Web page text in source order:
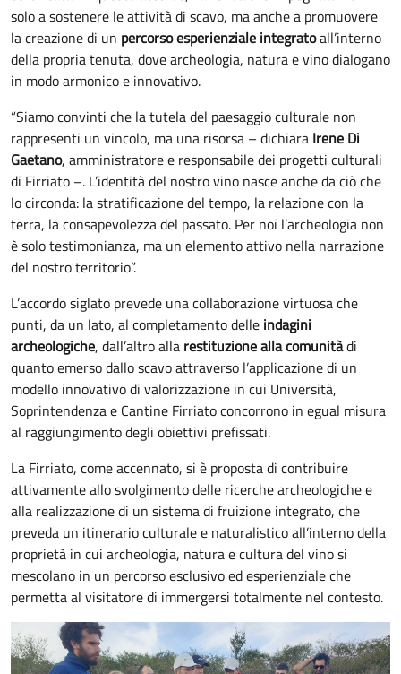
solo a sostenere le attività di scavo, ma anche a promuovere
la creazione di un percorso esperienziale integratoall’interno
della propria tenuta, dove archeologia, natura e vino dialogano
in modo armonico e innovativo.
“Siamo convinti che la tutela del paesaggio culturale non
rappresenti un vincolo, ma una risorsa – dichiara Irene Di
Gaetano, amministratore e responsabile dei progetti culturali
di Firriato –. L’identità del nostro vino nasce anche da ciò che
lo circonda: la stratificazione del tempo, la relazione con la
terra, la consapevolezza del passato. Per noi l’archeologia non
è solo testimonianza, ma un elemento attivo nella narrazione
del nostro territorio”.
L’accordo siglato prevede una collaborazione virtuosa che
punti, da un lato, al completamento delle indagini
archeologiche, dall’altro alla restituzione alla comunitàdi
quanto emerso dallo scavo attraverso l’applicazione di un
modello innovativo di valorizzazione in cui Università,
Soprintendenza e Cantine Firriato concorrono in egual misura
al raggiungimento degli obiettivi prefissati.
La Firriato, come accennato, si è proposta di contribuire
attivamente allo svolgimento delle ricerche archeologiche e
alla realizzazione di un sistema di fruizione integrato, che
preveda un itinerario culturale e naturalistico all’interno della
proprietà in cui archeologia, natura e cultura del vino si
mescolano in un percorso esclusivo ed esperienziale che
permetta al visitatore di immergersi totalmente nel contesto.